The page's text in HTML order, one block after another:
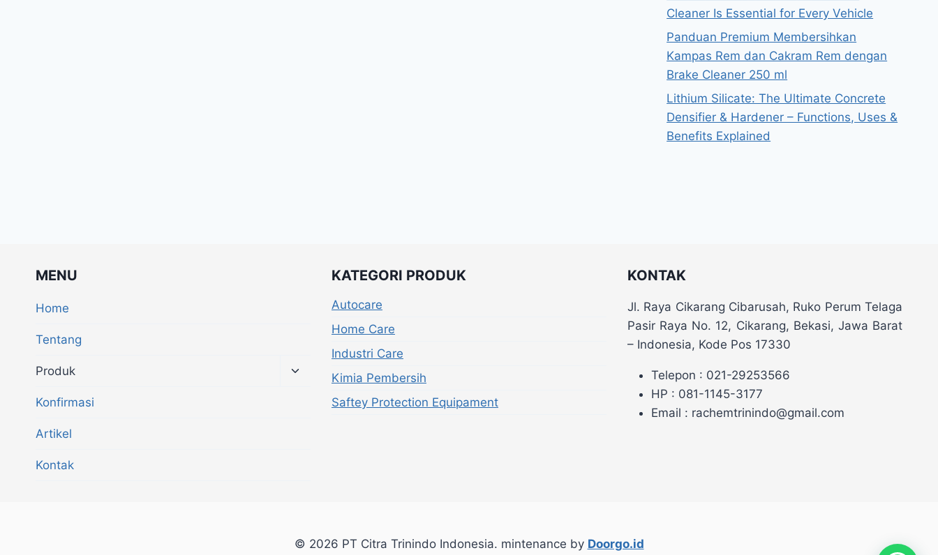
Cleaner Is Essential for Every Vehicle
Panduan Premium Membersihkan
Kampas Rem dan Cakram Rem dengan
Brake Cleaner 250 ml
Lithium Silicate: The Ultimate Concrete
Densifier & Hardener – Functions, Uses &
Benefits Explained
MENU
Home
Tentang
Produk
Konfirmasi
Artikel
Kontak
KATEGORI PRODUK
Autocare
Home Care
Industri Care
Kimia Pembersih
Saftey Protection Equipament
KONTAK
Jl. Raya Cikarang Cibarusah, Ruko Perum Telaga
Pasir Raya No. 12, Cikarang, Bekasi, Jawa Barat
– Indonesia, Kode Pos 17330
Telepon : 021-29253566
HP : 081-1145-3177
Email : rachemtrinindo@gmail.com
© 2026 PT Citra Trinindo Indonesia. mintenance by Doorgo.id